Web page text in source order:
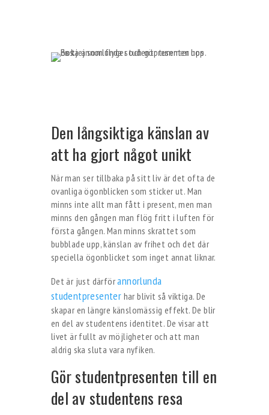
Den långsiktiga känslan av
att ha gjort något unikt
När man ser tillbaka på sitt liv är det ofta de
ovanliga ögonblicken som sticker ut. Man
minns inte allt man fått i present, men man
minns den gången man flög fritt i luften för
första gången. Man minns skrattet som
bubblade upp, känslan av frihet och det där
speciella ögonblicket som inget annat liknar.
Det är just därförannorlunda
studentpresenter har blivit så viktiga. De
skapar en längre känslomässig effekt. De blir
en del av studentens identitet. De visar att
livet är fullt av möjligheter och att man
aldrig ska sluta vara nyfiken.
Gör studentpresenten till en
del av studentens resa